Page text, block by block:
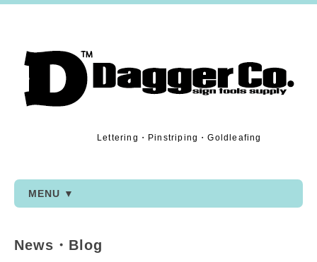
Lettering・Pinstriping・Goldleafing
MENU ▼
News・Blog